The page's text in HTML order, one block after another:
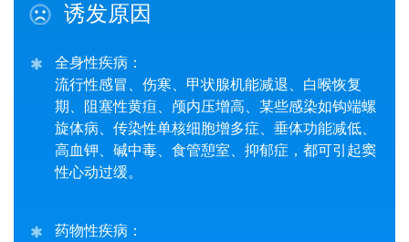
诱发原因
全身性疾病：
流行性感冒、伤寒、甲状腺机能减退、白喉恢复
期、阻塞性黄疸、颅内压增高、某些感染如钩端螺
旋体病、传染性单核细胞增多症、垂体功能减低、
高血钾、碱中毒、食管憩室、抑郁症，都可引起窦
性心动过缓。
药物性疾病：